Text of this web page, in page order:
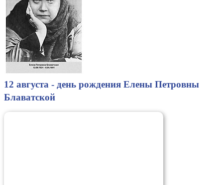
12 августа - день рождения Елены Петровны
Блаватской